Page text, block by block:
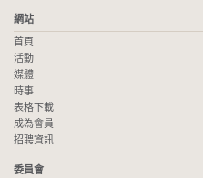
網站
首頁
活動
媒體
時事
表格下載
成為會員
招聘資訊
委員會